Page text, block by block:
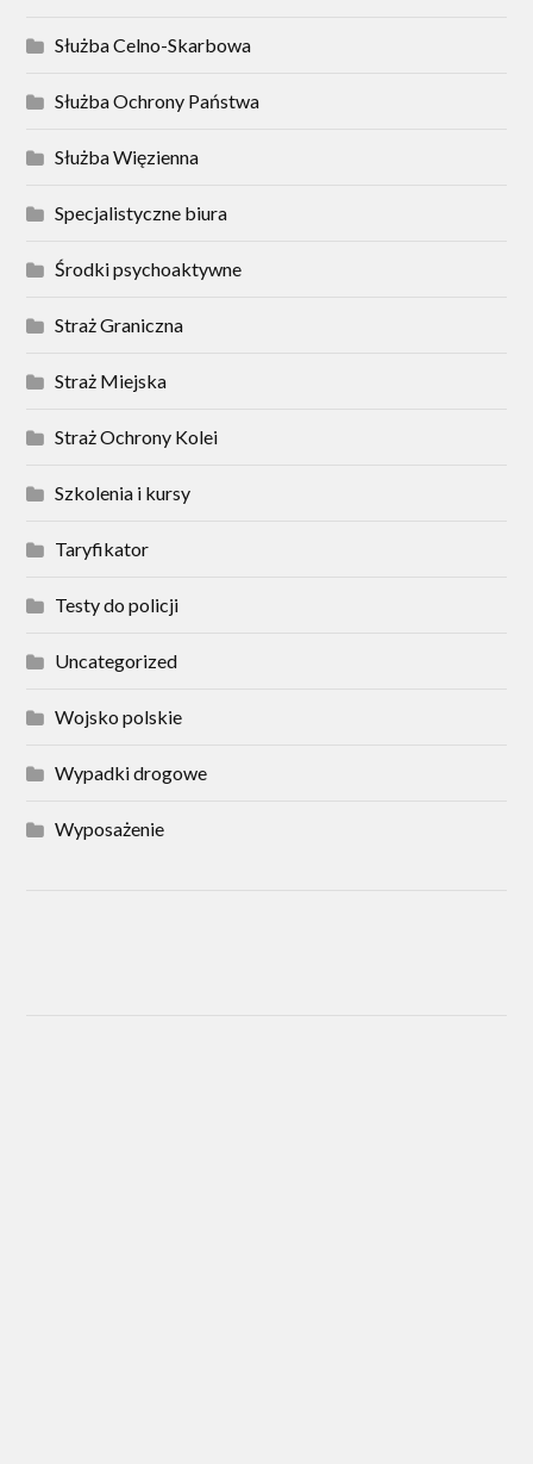
Służba Celno-Skarbowa
Służba Ochrony Państwa
Służba Więzienna
Specjalistyczne biura
Środki psychoaktywne
Straż Graniczna
Straż Miejska
Straż Ochrony Kolei
Szkolenia i kursy
Taryfikator
Testy do policji
Uncategorized
Wojsko polskie
Wypadki drogowe
Wyposażenie